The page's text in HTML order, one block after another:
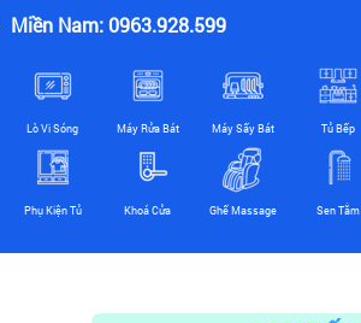
Miền Nam: 0963.928.599
Lò Vi Sóng Máy Rửa Bát Máy Sấy Bát Tủ Bếp
Phụ Kiện Tủ Khoá Cửa Ghế Massage Sen Tắm